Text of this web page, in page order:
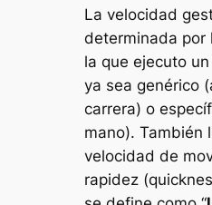
La velocidad
determinada por
la que ejecuto
ya sea genérico
carrera) o
mano). También
velocidad de
rapidez